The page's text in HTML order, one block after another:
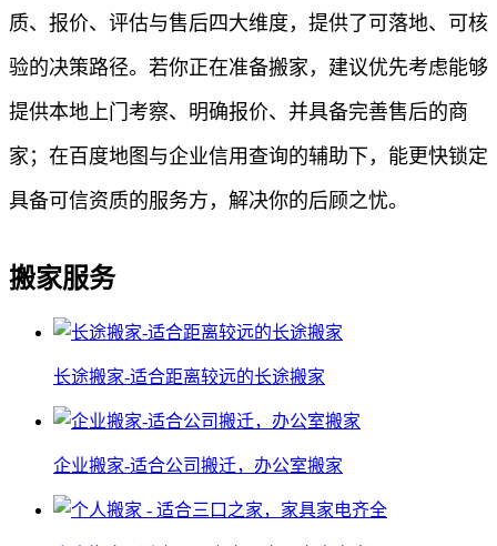
质、报价、评估与售后四大维度，提供了可落地、可核
验的决策路径。若你正在准备搬家，建议优先考虑能够
提供本地上门考察、明确报价、并具备完善售后的商
家；在百度地图与企业信用查询的辅助下，能更快锁定
具备可信资质的服务方，解决你的后顾之忧。
搬家服务
长途搬家-适合距离较远的长途搬家
企业搬家-适合公司搬迁，办公室搬家